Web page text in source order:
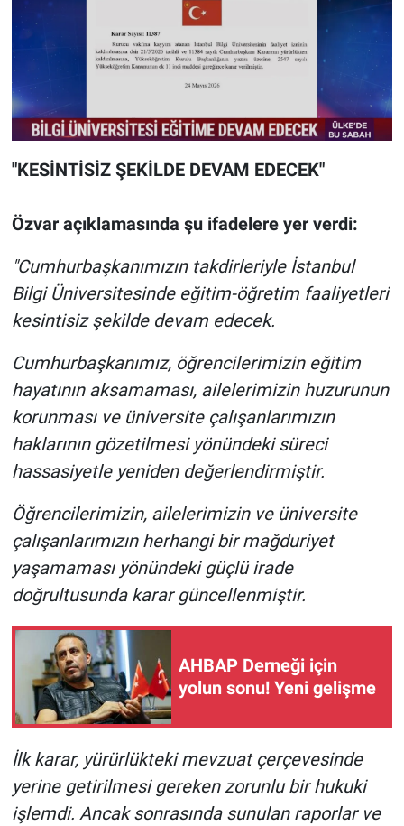
"KESİNTİSİZ ŞEKİLDE DEVAM EDECEK"
Özvar açıklamasında şu ifadelere yer verdi:
"Cumhurbaşkanımızın takdirleriyle İstanbul
Bilgi Üniversitesinde eğitim-öğretim faaliyetleri
kesintisiz şekilde devam edecek.
Cumhurbaşkanımız, öğrencilerimizin eğitim
hayatının aksamaması, ailelerimizin huzurunun
korunması ve üniversite çalışanlarımızın
haklarının gözetilmesi yönündeki süreci
hassasiyetle yeniden değerlendirmiştir.
Öğrencilerimizin, ailelerimizin ve üniversite
çalışanlarımızın herhangi bir mağduriyet
yaşamaması yönündeki güçlü irade
doğrultusunda karar güncellenmiştir.
AHBAP Derneği için
yolun sonu! Yeni gelişme
İlk karar, yürürlükteki mevzuat çerçevesinde
yerine getirilmesi gereken zorunlu bir hukuki
işlemdi. Ancak sonrasında sunulan raporlar ve